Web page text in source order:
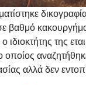
βαθμό
ιδιοκτήτης της
οποίος
αλλά δεν